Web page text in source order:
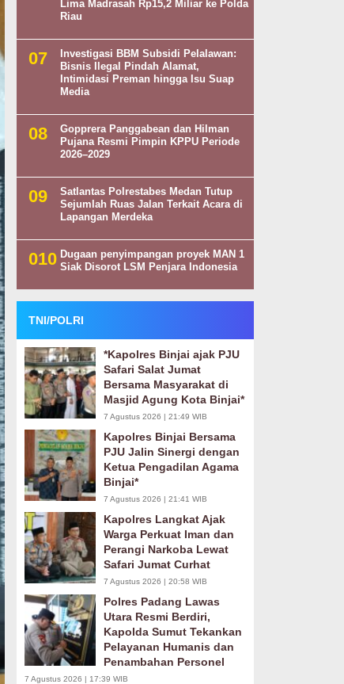
Lima Madrasah Rp15,2 Miliar ke Polda
Riau
Investigasi BBM Subsidi Pelalawan:
Bisnis Ilegal Pindah Alamat,
Intimidasi Preman hingga Isu Suap
Media
Gopprera Panggabean dan Hilman
Pujana Resmi Pimpin KPPU Periode
2026–2029
Satlantas Polrestabes Medan Tutup
Sejumlah Ruas Jalan Terkait Acara di
Lapangan Merdeka
Dugaan penyimpangan proyek MAN 1
Siak Disorot LSM Penjara Indonesia
TNI/POLRI
*Kapolres Binjai ajak PJU
Safari Salat Jumat
Bersama Masyarakat di
Masjid Agung Kota Binjai*
7 Agustus 2026 | 21:49 WIB
Kapolres Binjai Bersama
PJU Jalin Sinergi dengan
Ketua Pengadilan Agama
Binjai*
7 Agustus 2026 | 21:41 WIB
Kapolres Langkat Ajak
Warga Perkuat Iman dan
Perangi Narkoba Lewat
Safari Jumat Curhat
7 Agustus 2026 | 20:58 WIB
Polres Padang Lawas
Utara Resmi Berdiri,
Kapolda Sumut Tekankan
Pelayanan Humanis dan
Penambahan Personel
7 Agustus 2026 | 17:39 WIB